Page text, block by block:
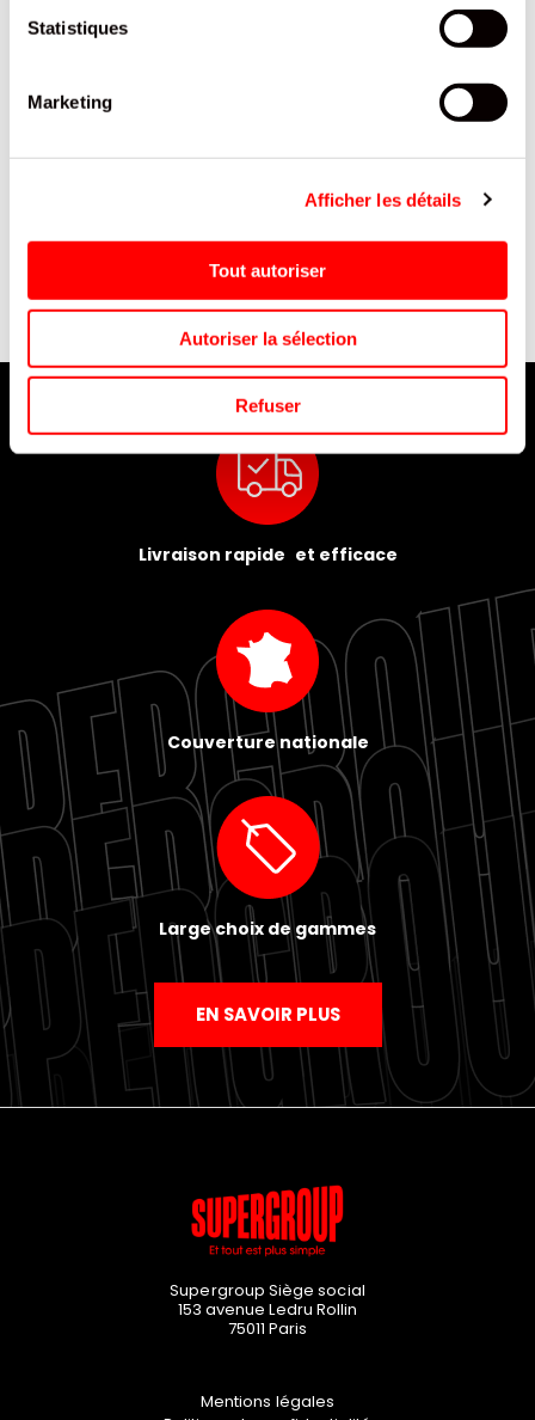
Statistiques
Marketing
Afficher les détails
Tout autoriser
Autoriser la sélection
Refuser
CLIPPER CP11RH DRAPEAU
BZH/48
Livraison rapide et efficace
Couverture nationale
Large choix de gammes
EN SAVOIR PLUS
Supergroup Siège social
153 avenue Ledru Rollin
75011 Paris
Mentions légales